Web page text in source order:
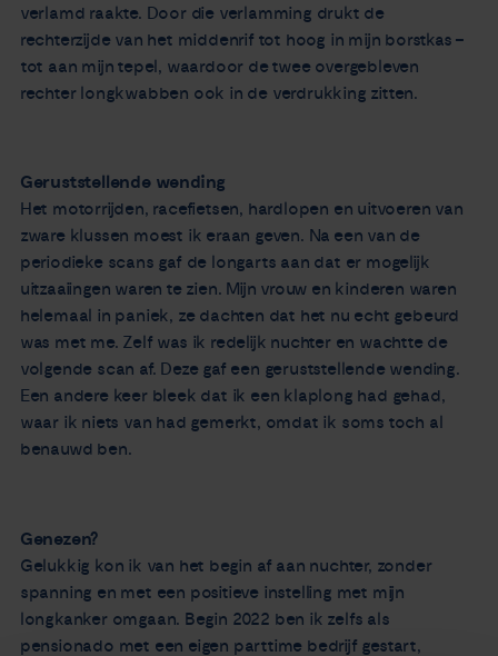
verlamd raakte. Door die verlamming drukt de
rechterzijde van het middenrif tot hoog in mijn borstkas –
tot aan mijn tepel, waardoor de twee overgebleven
rechter longkwabben ook in de verdrukking zitten.
Geruststellende wending
Het motorrijden, racefietsen, hardlopen en uitvoeren van
zware klussen moest ik eraan geven. Na een van de
periodieke scans gaf de longarts aan dat er mogelijk
uitzaaiingen waren te zien. Mijn vrouw en kinderen waren
helemaal in paniek, ze dachten dat het nu echt gebeurd
was met me. Zelf was ik redelijk nuchter en wachtte de
volgende scan af. Deze gaf een geruststellende wending.
Een andere keer bleek dat ik een klaplong had gehad,
waar ik niets van had gemerkt, omdat ik soms toch al
benauwd ben.
Genezen?
Gelukkig kon ik van het begin af aan nuchter, zonder
spanning en met een positieve instelling met mijn
longkanker omgaan. Begin 2022 ben ik zelfs als
pensionado met een eigen parttime bedrijf gestart,